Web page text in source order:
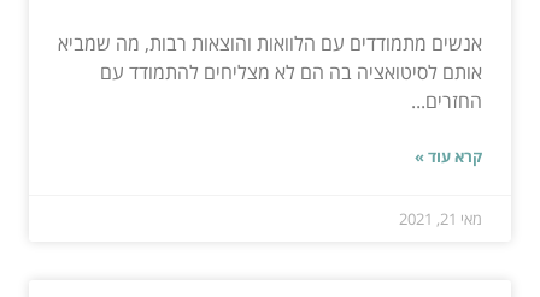
אנשים מתמודדים עם הלוואות והוצאות רבות, מה שמביא
אותם לסיטואציה בה הם לא מצליחים להתמודד עם
החזרים...
קרא עוד »
מאי 21, 2021